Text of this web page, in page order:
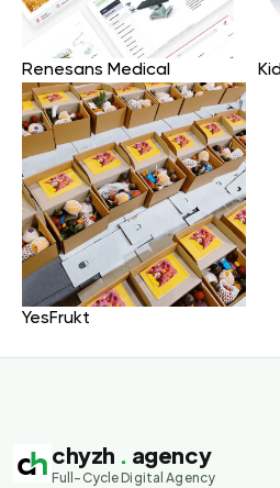
Renesans Medical
YesFrukt
chyzh . agency
Full-Cycle Digital Agency